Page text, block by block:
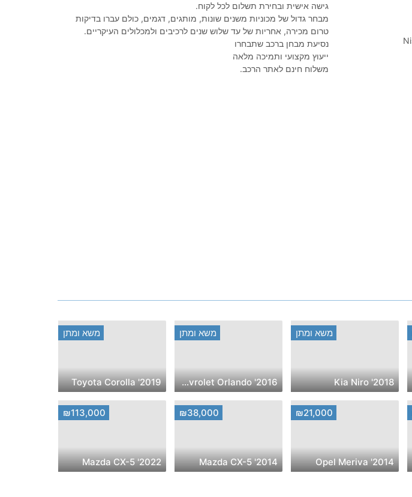
גישה אישית ובחירת תשלום לכל לקוח.
מבחר גדול של מכוניות משנים שונות, מותגים, דגמים, כולם עברו בדיקות
טרום מכירה, אחריות של עד שלוש שנים לרכיבים ולמכלולים העיקריים.
נסיעת מבחן ברכב שתבחרו
ייעוץ מקצועי ותמיכה מלאה
משלוח חינם לאתר הרכב.
משא ומתן
2018' Kia Niro
משא ומתן
2016' Chevrolet Orlando
משא ומתן
2019' Toyota Corolla
₪21,000
2014' Opel Meriva
₪38,000
2014' Mazda CX-5
₪113,000
2022' Mazda CX-5